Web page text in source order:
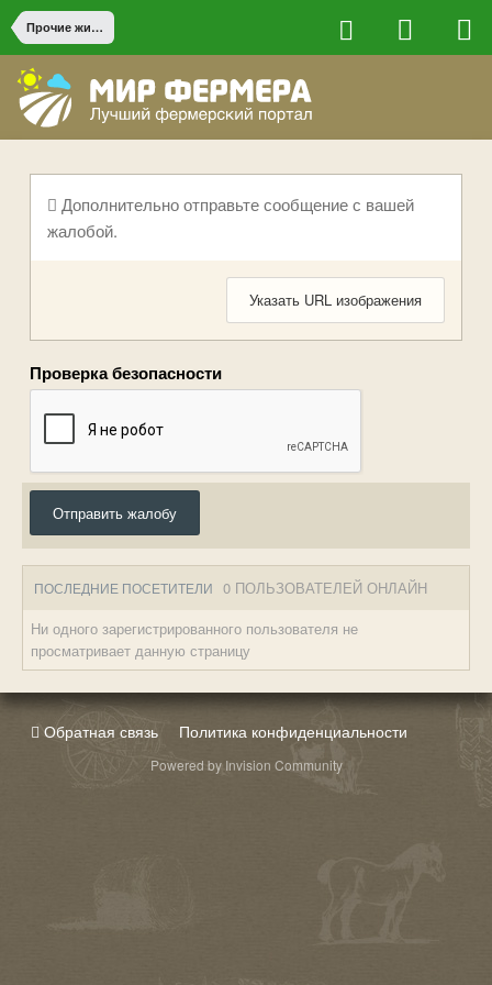
Прочие животные
Дополнительно отправьте сообщение с вашей
жалобой.
Указать URL изображения
Проверка безопасности
Отправить жалобу
ПОСЛЕДНИЕ ПОСЕТИТЕЛИ 0 ПОЛЬЗОВАТЕЛЕЙ ОНЛАЙН
Ни одного зарегистрированного пользователя не
просматривает данную страницу
Обратная связь Политика конфиденциальности
Powered by Invision Community